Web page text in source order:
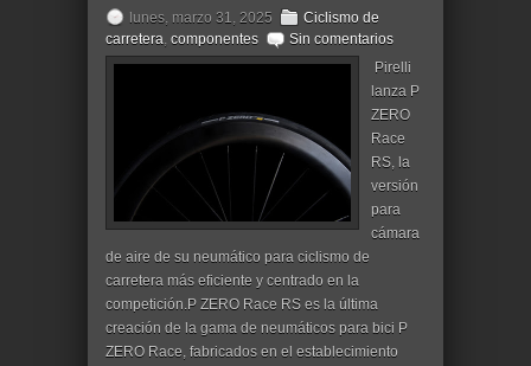
lunes, marzo 31, 2025
Ciclismo de
carretera, componentes
Sin comentarios
Pirelli
lanza P
ZERO
Race
RS, la
versión
para
cámara
de aire de su neumático para ciclismo de
carretera más eficiente y centrado en la
competición.P ZERO Race RS es la última
creación de la gama de neumáticos para bici P
ZERO Race, fabricados en el establecimiento